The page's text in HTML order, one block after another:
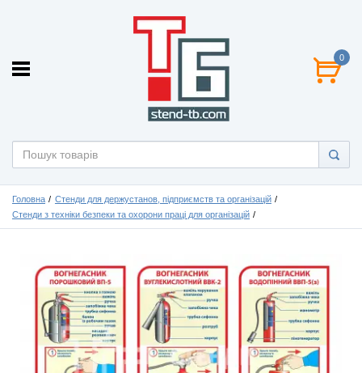
0
Головна
Стенди для держустанов, підприємств та організацій
Стенди з техніки безпеки та охорони праці для організацій